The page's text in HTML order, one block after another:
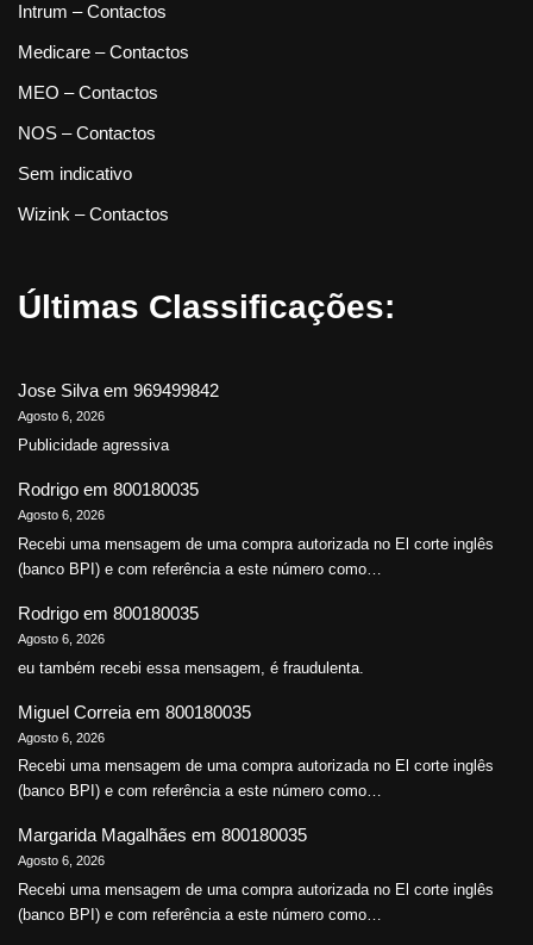
Intrum – Contactos
Medicare – Contactos
MEO – Contactos
NOS – Contactos
Sem indicativo
Wizink – Contactos
Últimas Classificações:
Jose Silvaem 969499842
Agosto 6, 2026
Publicidade agressiva
Rodrigo em 800180035
Agosto 6, 2026
Recebi uma mensagem de uma compra autorizada no El corte inglês
(banco BPI) e com referência a este número como…
Rodrigo em 800180035
Agosto 6, 2026
eu também recebi essa mensagem, é fraudulenta.
Miguel Correia em 800180035
Agosto 6, 2026
Recebi uma mensagem de uma compra autorizada no El corte inglês
(banco BPI) e com referência a este número como…
Margarida Magalhães em 800180035
Agosto 6, 2026
Recebi uma mensagem de uma compra autorizada no El corte inglês
(banco BPI) e com referência a este número como…